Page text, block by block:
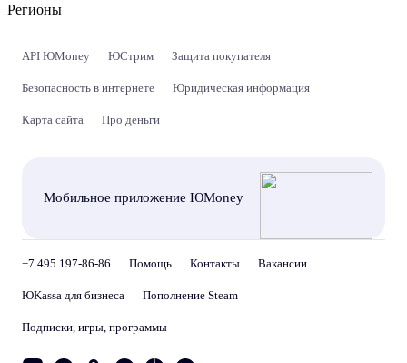
Регионы
API ЮMoney ЮСтрим Защита покупателя
Безопасность в интернете Юридическая информация
Карта сайта Про деньги
Мобильное приложение ЮMoney
+7 495 197-86-86 Помощь Контакты Вакансии
ЮKassa для бизнеса Пополнение Steam
Подписки, игры, программы